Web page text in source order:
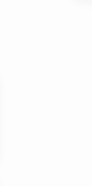
no futuro